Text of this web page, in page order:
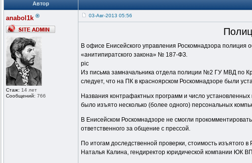
Автор
anabol1k ®
Стаж: 14 лет
Сообщений: 766
03-Авг-2013 05:56
В офисе Енисейского управления Роскомнадзора
«анитипиратского закона» № 187-ФЗ.
pic
Из письма замначальника отдела полиции №2 ГУ МВД по
следует, что на ПК в красноярском Роскомнадзоре были
Названия контрафактных программ и число
было изъято несколько (более одного) персональных
В Енисейском Роскомнадзоре не смогли
ответственного за общение с прессой.
По итогам доследственной проверки, стоимость
Наталья Калина, гендиректор юридической компании ЮК